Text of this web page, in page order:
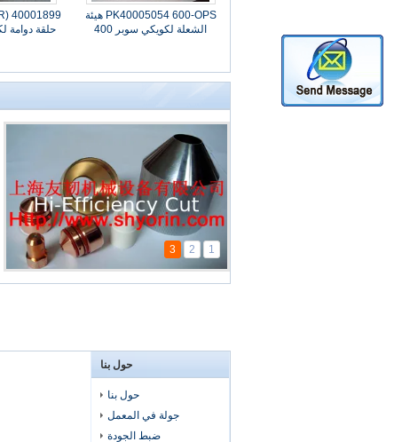
PK40005054 600-OPS هيئة
الشعلة لكويكي سوبر 400
1
2
3
حول بنا
حول بنا
جولة في المعمل
ضبط الجودة